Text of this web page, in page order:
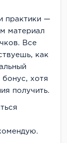
практики —
материал
Все
как
хотя
получить.